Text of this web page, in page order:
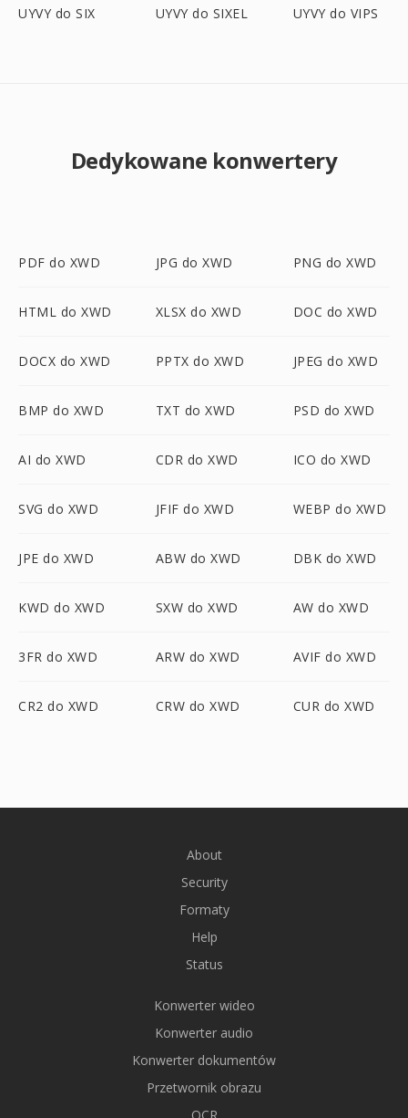
UYVY do SIX UYVY do SIXEL UYVY do VIPS
Dedykowane konwertery
PDF do XWD JPG do XWD PNG do XWD
HTML do XWD XLSX do XWD DOC do XWD
DOCX do XWD PPTX do XWD JPEG do XWD
BMP do XWD TXT do XWD PSD do XWD
AI do XWD CDR do XWD ICO do XWD
SVG do XWD JFIF do XWD WEBP do XWD
JPE do XWD ABW do XWD DBK do XWD
KWD do XWD SXW do XWD AW do XWD
3FR do XWD ARW do XWD AVIF do XWD
CR2 do XWD CRW do XWD CUR do XWD
About
Security
Formaty
Help
Status
Konwerter wideo
Konwerter audio
Konwerter dokumentów
Przetwornik obrazu